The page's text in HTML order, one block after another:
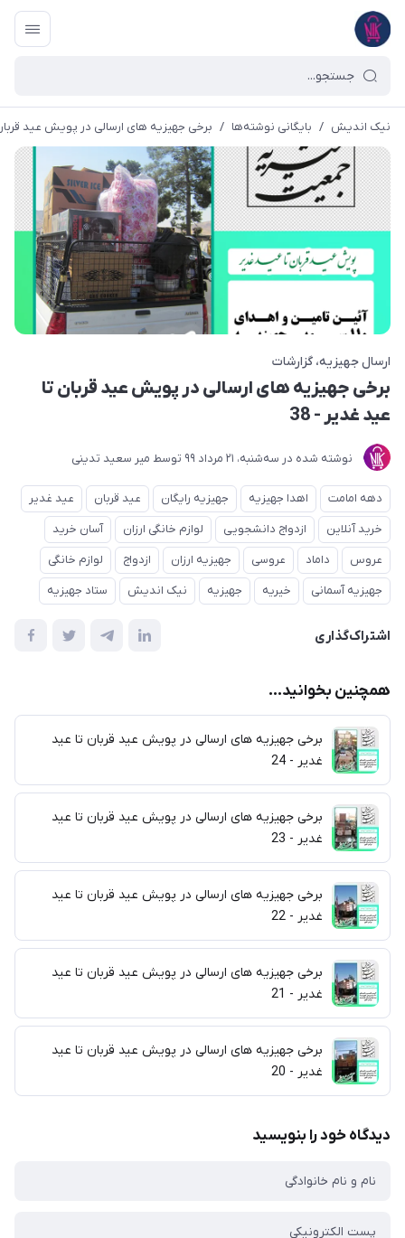
نیک اندیش / بایگانی نوشته‌ها / برخی جهیزیه های ارسالی در پویش عید قربان
ارسال جهیزیه گزارشات
برخی جهیزیه های ارسالی در پویش عید قربان تا
عید غدیر - 38
نوشته شده در ﺳﻪشنبه، 21 مرداد 99 توسط میر سعید تدینی
دهه امامت اهدا جهیزیه جهیزیه رایگان عید قربان
عید غدیر
خرید آنلاین
ازدواج دانشجویی لوازم خانگی ارزان
آسان خرید
عروس
داماد عروسی جهیزیه ارزان ازدواج
لوازم خانگی
جهیزیه آسمانی
خیریه جهیزیه نیک اندیش ستاد جهیزیه
اشتراک‌گذاری
همچنین بخوانید...
برخی جهیزیه های ارسالی در پویش عید قربان تا عید
غدیر - 24
برخی جهیزیه های ارسالی در پویش عید قربان تا عید
غدیر - 23
برخی جهیزیه های ارسالی در پویش عید قربان تا عید
غدیر - 22
برخی جهیزیه های ارسالی در پویش عید قربان تا عید
غدیر - 21
برخی جهیزیه های ارسالی در پویش عید قربان تا عید
غدیر - 20
دیدگاه خود را بنویسید